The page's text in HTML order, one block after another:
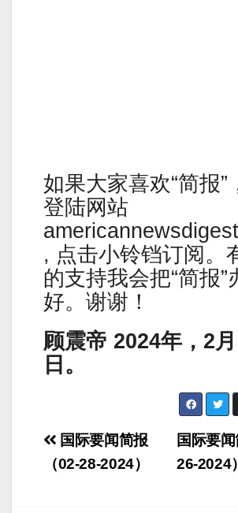
如果大家喜欢“简报”
登陆网站
, 点击小铃铛订阅。
的支持我会把“简报”
好。谢谢！
顾震帝 2024年，2
日。
Post
navigation
国际要
26-2024
国际要闻简报
（02-28-2024）